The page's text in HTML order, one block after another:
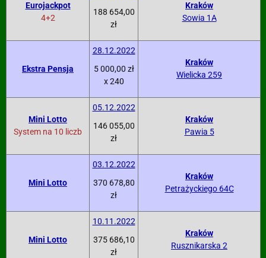
Eurojackpot
4+2
188 654,00
zł
Kraków
Sowia 1A
Ekstra Pensja
28.12.2022
5 000,00 zł
x 240
Kraków
Wielicka 259
Mini Lotto
System na 10 liczb
05.12.2022
146 055,00
zł
Kraków
Pawia 5
Mini Lotto
03.12.2022
370 678,80
zł
Kraków
Petrażyckiego 64C
Mini Lotto
10.11.2022
375 686,10
zł
Kraków
Rusznikarska 2